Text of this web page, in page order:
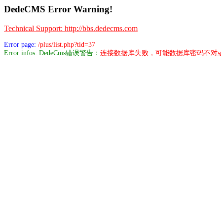
DedeCMS Error Warning!
Technical Support: http://bbs.dedecms.com
Error page: /plus/list.php?tid=37
Error infos: DedeCms错误警告： 连接数据库失败，可能数据库密码不对